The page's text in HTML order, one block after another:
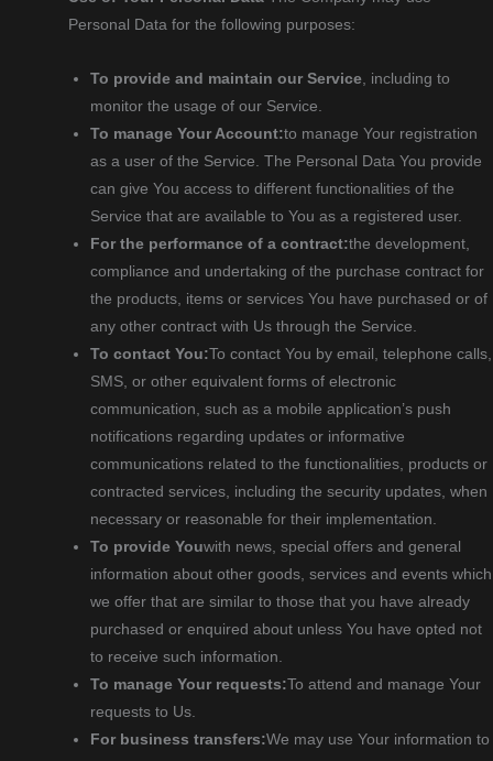
Personal Data for the following purposes:
To provide and maintain our Service , including to
monitor the usage of our Service.
To manage Your Account:to manage Your registration
as a user of the Service. The Personal Data You provide
can give You access to different functionalities of the
Service that are available to You as a registered user.
For the performance of a contract:the development,
compliance and undertaking of the purchase contract for
the products, items or services You have purchased or of
any other contract with Us through the Service.
To contact You:To contact You by email, telephone calls,
SMS, or other equivalent forms of electronic
communication, such as a mobile application’s push
notifications regarding updates or informative
communications related to the functionalities, products or
contracted services, including the security updates, when
necessary or reasonable for their implementation.
To provide Youwith news, special offers and general
information about other goods, services and events which
we offer that are similar to those that you have already
purchased or enquired about unless You have opted not
to receive such information.
To manage Your requests:To attend and manage Your
requests to Us.
For business transfers:We may use Your information to